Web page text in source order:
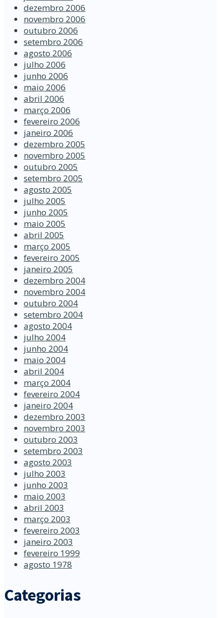
dezembro 2006
novembro 2006
outubro 2006
setembro 2006
agosto 2006
julho 2006
junho 2006
maio 2006
abril 2006
março 2006
fevereiro 2006
janeiro 2006
dezembro 2005
novembro 2005
outubro 2005
setembro 2005
agosto 2005
julho 2005
junho 2005
maio 2005
abril 2005
março 2005
fevereiro 2005
janeiro 2005
dezembro 2004
novembro 2004
outubro 2004
setembro 2004
agosto 2004
julho 2004
junho 2004
maio 2004
abril 2004
março 2004
fevereiro 2004
janeiro 2004
dezembro 2003
novembro 2003
outubro 2003
setembro 2003
agosto 2003
julho 2003
junho 2003
maio 2003
abril 2003
março 2003
fevereiro 2003
janeiro 2003
fevereiro 1999
agosto 1978
Categorias